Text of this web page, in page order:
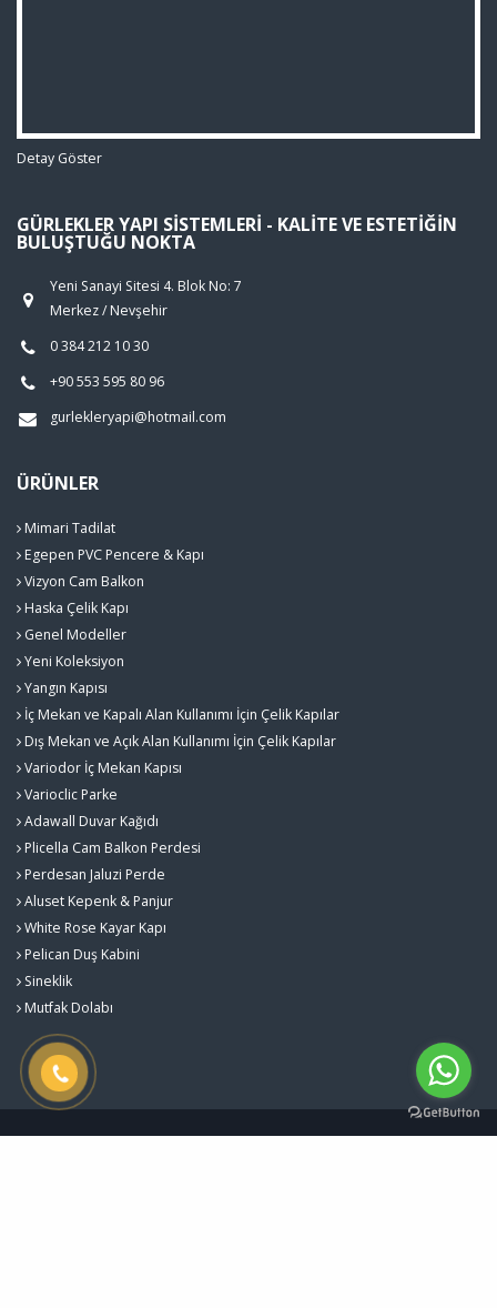
Detay Göster
GÜRLEKLER YAPI SISTEMLERI - KALITE VE ESTETIĞIN
BULUŞTUĞU NOKTA
Yeni Sanayi Sitesi 4. Blok No: 7
Merkez / Nevşehir
0 384 212 10 30
+90 553 595 80 96
gurlekleryapi@hotmail.com
ÜRÜNLER
Mimari Tadilat
Egepen PVC Pencere & Kapı
Vizyon Cam Balkon
Haska Çelik Kapı
Genel Modeller
Yeni Koleksiyon
Yangın Kapısı
İç Mekan ve Kapalı Alan Kullanımı İçin Çelik Kapılar
Dış Mekan ve Açık Alan Kullanımı İçin Çelik Kapılar
Variodor İç Mekan Kapısı
Varioclic Parke
Adawall Duvar Kağıdı
Plicella Cam Balkon Perdesi
Perdesan Jaluzi Perde
Aluset Kepenk & Panjur
White Rose Kayar Kapı
Pelican Duş Kabini
Sineklik
Mutfak Dolabı